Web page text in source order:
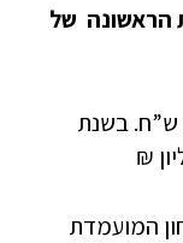
הראשונה של
ש”ח. בשנת
המועמדת